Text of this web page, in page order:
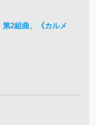
2組曲、《カルメ